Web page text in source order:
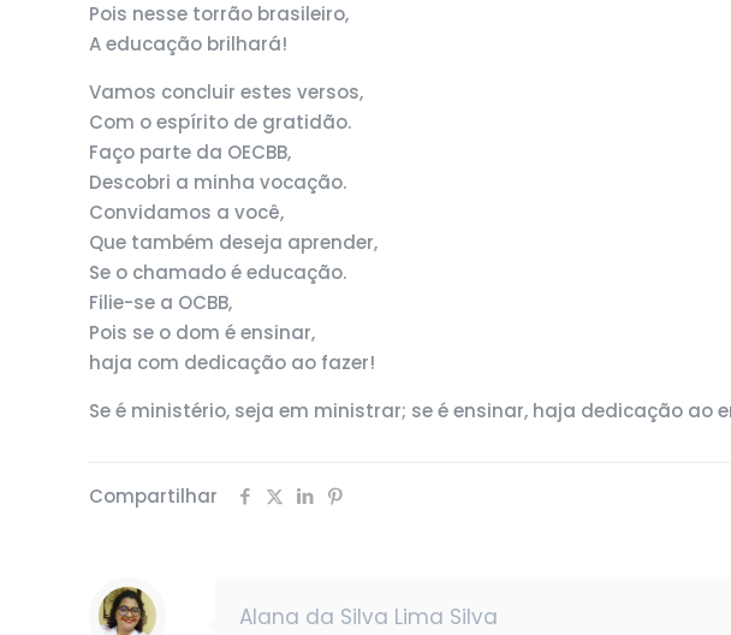
Pois nesse torrão brasileiro,
A educação brilhará!
Vamos concluir estes versos,
Com o espírito de gratidão.
Faço parte da OECBB,
Descobri a minha vocação.
Convidamos a você,
Que também deseja aprender,
Se o chamado é educação.
Filie-se a OCBB,
Pois se o dom é ensinar,
haja com dedicação ao fazer!
Se é ministério, seja em ministrar; se é ensinar, haja dedicação ao
Compartilhar
Alana da Silva Lima Silva